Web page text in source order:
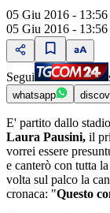
05 Giu 2016 - 13:56
05 Giu 2016 - 13:56
Segui
whatsapp
E' partito dallo stadio
Laura Pausini, il
vorrei essere
e canterò con tutta
volta sul palco la
cronaca: "Questo